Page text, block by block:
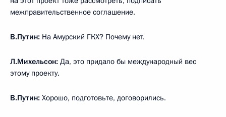
межправительственное соглашение.
В.Путин: На Амурский ГКХ? Почему нет.
Л.Михельсон: Да, это придало бы международный вес
этому проекту.
В.Путин: Хорошо, подготовьте, договорились.